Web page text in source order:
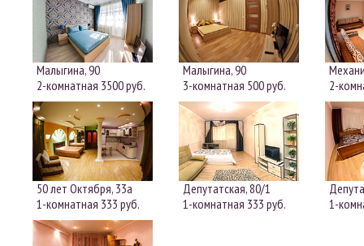
Малыгина, 90
2-комнатная 3500 руб.
Малыгина, 90
3-комнатная 500 руб.
2-
50 лет Октября, 33а
1-комнатная 333 руб.
Депутатская, 80/1
1-комнатная 333 руб.
1-